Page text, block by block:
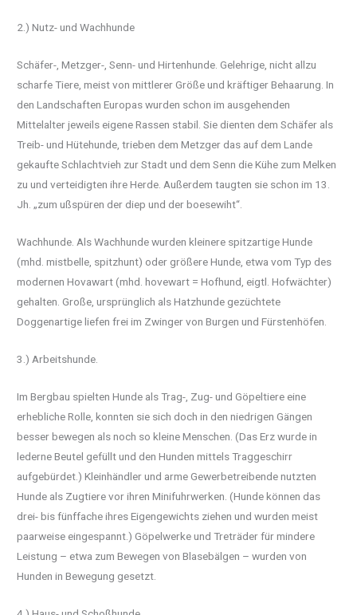
2.) Nutz- und Wachhunde
Schäfer-, Metzger-, Senn- und Hirtenhunde. Gelehrige, nicht allzu
scharfe Tiere, meist von mittlerer Größe und kräftiger Behaarung. In
den Landschaften Europas wurden schon im ausgehenden
Mittelalter jeweils eigene Rassen stabil. Sie dienten dem Schäfer als
Treib- und Hütehunde, trieben dem Metzger das auf dem Lande
gekaufte Schlachtvieh zur Stadt und dem Senn die Kühe zum Melken
zu und verteidigten ihre Herde. Außerdem taugten sie schon im 13.
Jh. „zum ußspüren der diep und der boesewiht“.
Wachhunde. Als Wachhunde wurden kleinere spitzartige Hunde
(mhd. mistbelle, spitzhunt) oder größere Hunde, etwa vom Typ des
modernen Hovawart (mhd. hovewart = Hofhund, eigtl. Hofwächter)
gehalten. Große, ursprünglich als Hatzhunde gezüchtete
Doggenartige liefen frei im Zwinger von Burgen und Fürstenhöfen.
3.) Arbeitshunde.
Im Bergbau spielten Hunde als Trag-, Zug- und Göpeltiere eine
erhebliche Rolle, konnten sie sich doch in den niedrigen Gängen
besser bewegen als noch so kleine Menschen. (Das Erz wurde in
lederne Beutel gefüllt und den Hunden mittels Traggeschirr
aufgebürdet.) Kleinhändler und arme Gewerbetreibende nutzten
Hunde als Zugtiere vor ihren Minifuhrwerken. (Hunde können das
drei- bis fünffache ihres Eigengewichts ziehen und wurden meist
paarweise eingespannt.) Göpelwerke und Treträder für mindere
Leistung – etwa zum Bewegen von Blasebälgen – wurden von
Hunden in Bewegung gesetzt.